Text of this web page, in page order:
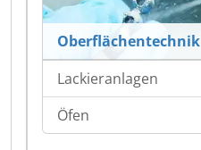
Oberflächentechnik
Lackieranlagen
Öfen